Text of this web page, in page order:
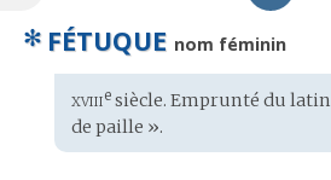
✻ FÉTUQUE nom féminin
Étymologie
:
xviiiesiècle. Emprunté du latin
de paille ».